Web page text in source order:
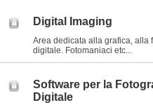
Digital Imaging
Area dedicata alla grafica, alla
digitale. Fotomaniaci etc...
Software per la
Digitale